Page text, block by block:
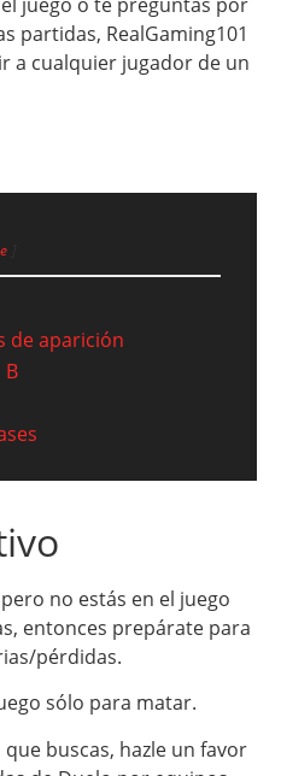
partidas, RealGaming101
a cualquier jugador de un
de aparición
B
no estás en el juego
entonces prepárate para
pérdidas.
sólo para matar.
buscas, hazle un favor